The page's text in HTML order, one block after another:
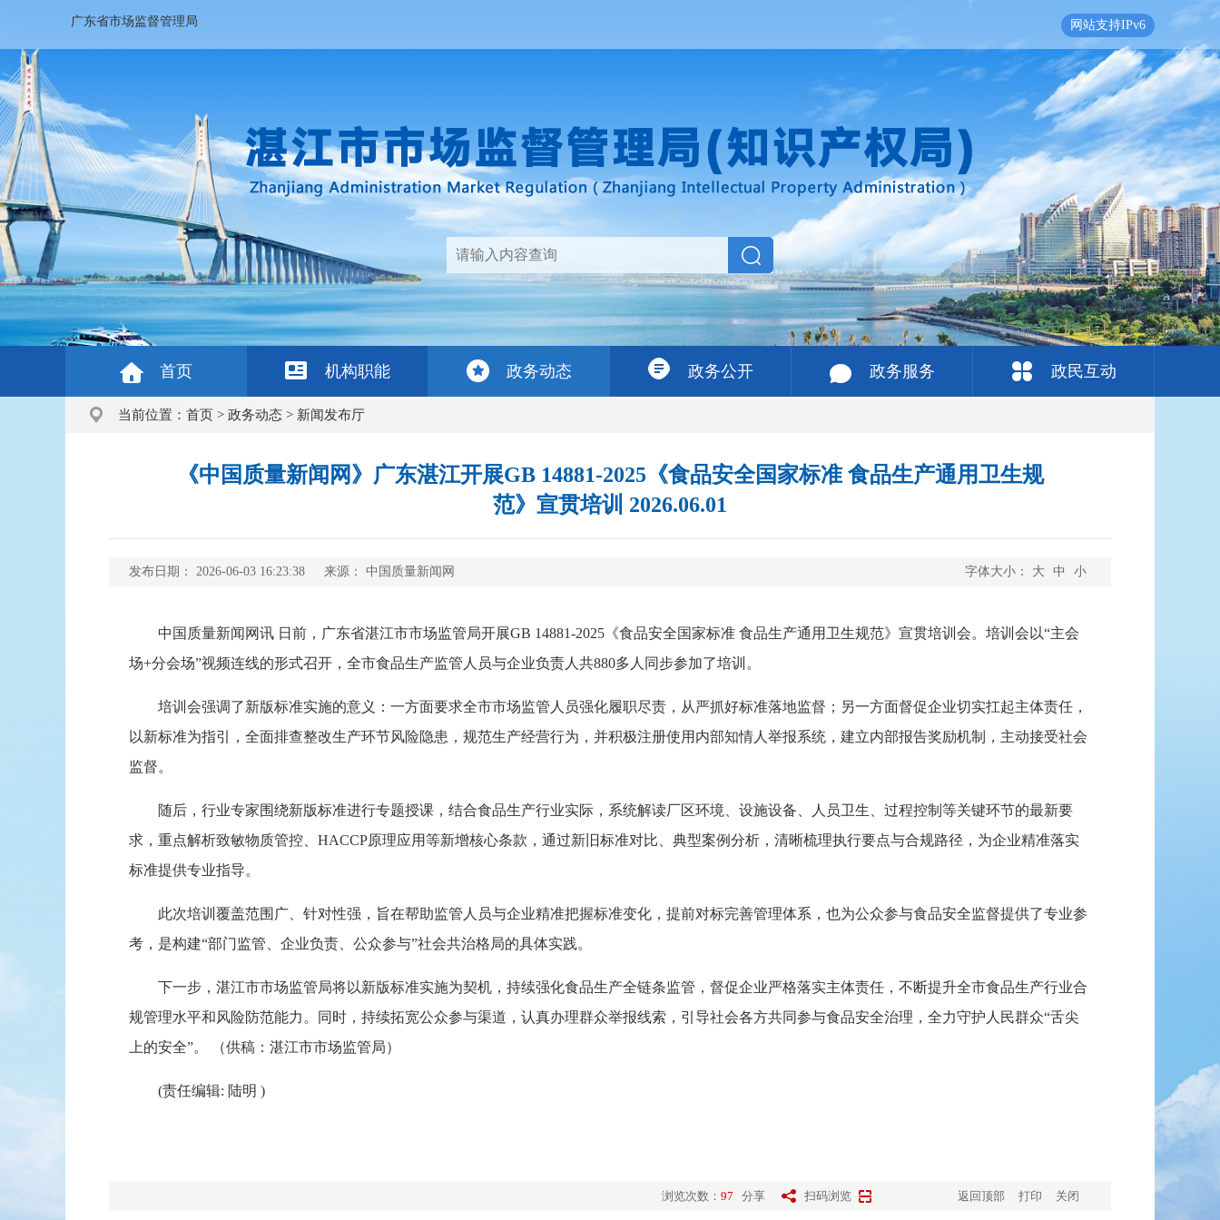
广东省市场监督管理局 网站支持IPv6
首页 机构职能 政务动态 政务公开 政务服务 政民互动
当前位置： 首页 > 政务动态 > 新闻发布厅
《中国质量新闻网》广东湛江开展GB 14881-2025《食品安全国家标准 食品生产通用卫生规
范》宣贯培训 2026.06.01
发布日期： 2026-06-03 16:23:38 来源： 中国质量新闻网 字体大小： 大 中 小
中国质量新闻网讯 日前，广东省湛江市市场监管局开展GB 14881-2025《食品安全国家标准 食品生产通用卫生规范》宣贯培训会。培训会以“主会
场+分会场”视频连线的形式召开，全市食品生产监管人员与企业负责人共880多人同步参加了培训。
培训会强调了新版标准实施的意义：一方面要求全市市场监管人员强化履职尽责，从严抓好标准落地监督；另一方面督促企业切实扛起主体责任，
以新标准为指引，全面排查整改生产环节风险隐患，规范生产经营行为，并积极注册使用内部知情人举报系统，建立内部报告奖励机制，主动接受社会
监督。
随后，行业专家围绕新版标准进行专题授课，结合食品生产行业实际，系统解读厂区环境、设施设备、人员卫生、过程控制等关键环节的最新要
求，重点解析致敏物质管控、HACCP原理应用等新增核心条款，通过新旧标准对比、典型案例分析，清晰梳理执行要点与合规路径，为企业精准落实
标准提供专业指导。
此次培训覆盖范围广、针对性强，旨在帮助监管人员与企业精准把握标准变化，提前对标完善管理体系，也为公众参与食品安全监督提供了专业参
考，是构建“部门监管、企业负责、公众参与”社会共治格局的具体实践。
下一步，湛江市市场监管局将以新版标准实施为契机，持续强化食品生产全链条监管，督促企业严格落实主体责任，不断提升全市食品生产行业合
规管理水平和风险防范能力。同时，持续拓宽公众参与渠道，认真办理群众举报线索，引导社会各方共同参与食品安全治理，全力守护人民群众“舌尖
上的安全”。 （供稿：湛江市市场监管局）
(责任编辑: 陆明 )
浏览次数： 97 分享 扫码浏览 返回顶部 打印 关闭